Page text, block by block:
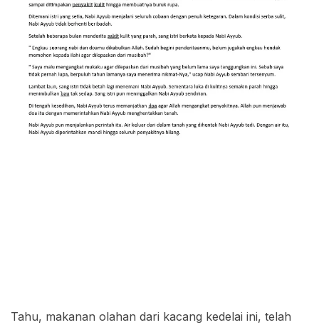
Tahu, makanan olahan dari kacang kedelai ini, telah